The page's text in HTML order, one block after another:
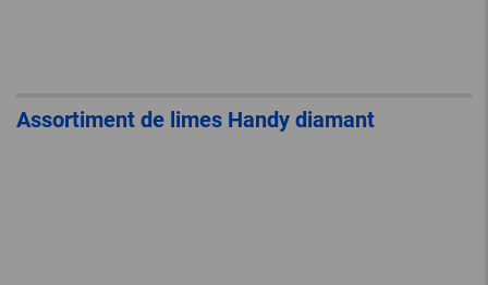
Assortiment de limes Handy diamant